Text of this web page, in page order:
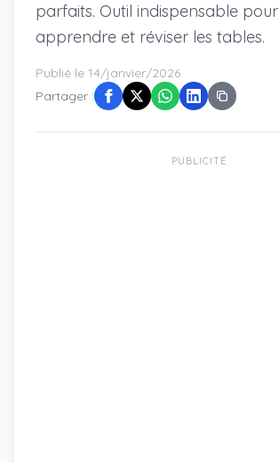
parfaits. Outil indispensable pour
apprendre et réviser les tables.
Publié le 14/janvier/2026
Partager :
PUBLICITÉ